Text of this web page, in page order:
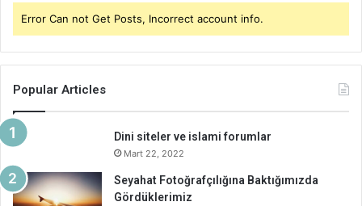
Error Can not Get Posts, Incorrect account info.
Popular Articles
Dini siteler ve islami forumlar
Mart 22, 2022
Seyahat Fotoğrafçılığına Baktığımızda
Gördüklerimiz